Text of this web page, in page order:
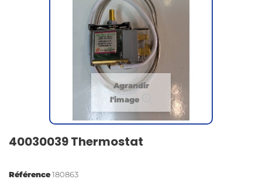
Agrandir
l'image
40030039 Thermostat
Référence180863